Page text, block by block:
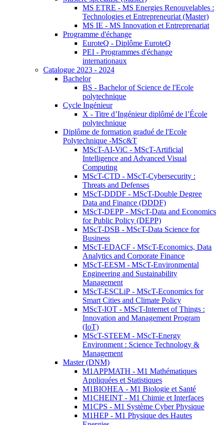
MS ETRE - MS Energies Renouvelables :
Technologies et Entrepreneuriat (Master)
MS IE - MS Innovation et Entreprenariat
Programme d'échange
EuroteQ - Diplôme EuroteQ
PEI - Programmes d'échange
internationaux
Catalogue 2023 - 2024
Bachelor
BS - Bachelor of Science de l'Ecole
polytechnique
Cycle Ingénieur
X - Titre d’Ingénieur diplômé de l’École
polytechnique
Diplôme de formation gradué de l'Ecole
Polytechnique -MSc&T
MScT-AI-ViC - MScT-Artificial
Intelligence and Advanced Visual
Computing
MScT-CTD - MScT-Cybersecurity :
Threats and Defenses
MScT-DDDF - MScT-Double Degree
Data and Finance (DDDF)
MScT-DEPP - MScT-Data and Economics
for Public Policy (DEPP)
MScT-DSB - MScT-Data Science for
Business
MScT-EDACF - MScT-Economics, Data
Analytics and Corporate Finance
MScT-EESM - MScT-Environmental
Engineering and Sustainability
Management
MScT-ESCLiP - MScT-Economics for
Smart Cities and Climate Policy
MScT-IOT - MScT-Internet of Things :
Innovation and Management Program
(IoT)
MScT-STEEM - MScT-Energy
Environment : Science Technology &
Management
Master (DNM)
M1APPMATH - M1 Mathématiques
Appliquées et Statistiques
M1BIOHEA - M1 Biologie et Santé
M1CHEINT - M1 Chimie et Interfaces
M1CPS - M1 Système Cyber Physique
M1HEP - M1 Physique des Hautes